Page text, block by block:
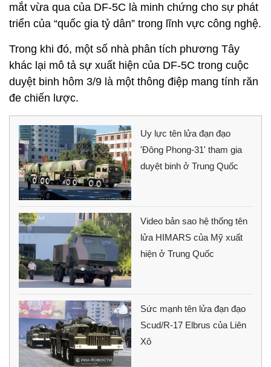
mắt vừa qua của DF-5C là minh chứng cho sự phát
triển của “quốc gia tỷ dân” trong lĩnh vực công nghệ.
Trong khi đó, một số nhà phân tích phương Tây
khác lại mô tả sự xuất hiện của DF-5C trong cuộc
duyệt binh hôm 3/9 là một thông điệp mang tính răn
đe chiến lược.
Uy lực tên lửa đạn đạo
'Đông Phong-31' tham gia
duyệt binh ở Trung Quốc
Video bản sao hệ thống tên
lửa HIMARS của Mỹ xuất
hiện ở Trung Quốc
Sức mạnh tên lửa đạn đạo
Scud/R-17 Elbrus của Liên
Xô